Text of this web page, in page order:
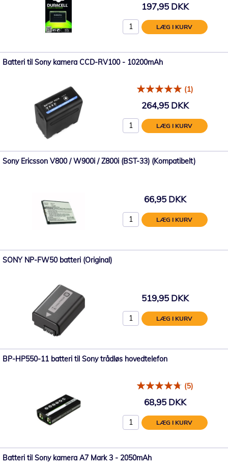
197,95 DKK
LÆG I KURV
Batteri til Sony kamera CCD-RV100 - 10200mAh
(1)
264,95 DKK
LÆG I KURV
Sony Ericsson V800 / W900i / Z800i (BST-33) (Kompatibelt)
66,95 DKK
LÆG I KURV
SONY NP-FW50 batteri (Original)
519,95 DKK
LÆG I KURV
BP-HP550-11 batteri til Sony trådløs hovedtelefon
(5)
68,95 DKK
LÆG I KURV
Batteri til Sony kamera A7 Mark 3 - 2050mAh